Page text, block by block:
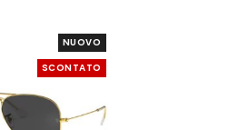
NUOVO
SCONTATO